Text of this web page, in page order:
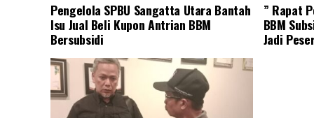
Pengelola SPBU Sangatta Utara Bantah
Isu Jual Beli Kupon Antrian BBM
Bersubsidi
” Rapat
BBM
Jadi